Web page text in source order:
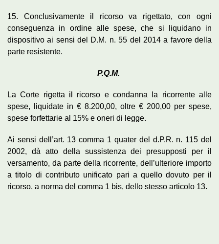
15. Conclusivamente il ricorso va rigettato, con ogni
conseguenza in ordine alle spese, che si liquidano in
dispositivo ai sensi del D.M. n. 55 del 2014 a favore della
parte resistente.
P.Q.M.
La Corte rigetta il ricorso e condanna la ricorrente alle
spese, liquidate in € 8.200,00, oltre € 200,00 per spese,
spese forfettarie al 15% e oneri di legge.
Ai sensi dell’art. 13 comma 1 quater del d.P.R. n. 115 del
2002, dà atto della sussistenza dei presupposti per il
versamento, da parte della ricorrente, dell’ulteriore importo
a titolo di contributo unificato pari a quello dovuto per il
ricorso, a norma del comma 1 bis, dello stesso articolo 13.